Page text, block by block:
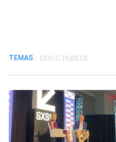
TEMAS / DOUG PARKER